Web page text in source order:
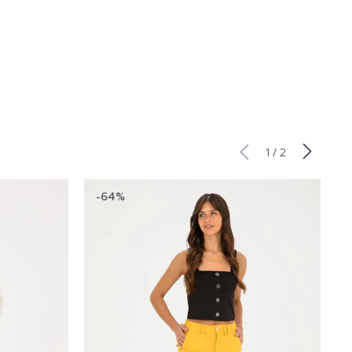
1 / 2
-64%